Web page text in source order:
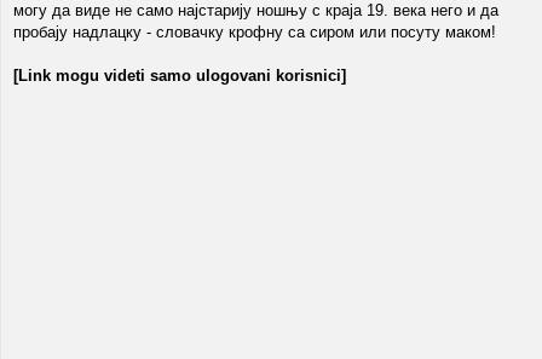
могу да виде не само најстарију ношњу с краја 19. века него и да
пробају надлацку - словачку крофну са сиром или посуту маком!
[Link mogu videti samo ulogovani korisnici]